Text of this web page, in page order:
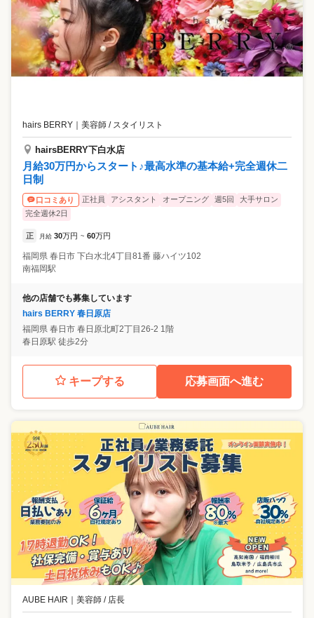
hairs BERRY ｜ 美容師 / スタイリスト
hairsBERRY下白水店
月給30万円からスタート♪最高水準の基本給+完全週休二
日制
口コミあり 正社員 アシスタント オープニング 週5回
大手サロン
完全週休2日
正 月給 30万円 ~ 60万円
福岡県 春日市 下白水北4丁目81番 藤ハイツ102
南福岡駅
他の店舗でも募集しています
hairs BERRY 春日原店
福岡県 春日市 春日原北町2丁目26-2 1階
春日原駅 徒歩2分
キープする 応募画面へ進む
AUBE HAIR ｜ 美容師 / 店長